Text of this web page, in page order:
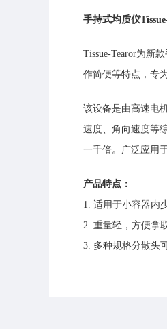
手持式均质仪
Tissue-Tearor为新
作简便等特点，专
该设备是由高速电
速度、角向速度等
一千倍。广泛应用
产品特点：
1. 适用于小容器内
2. 重量轻，方便拿
3. 多种规格分散头